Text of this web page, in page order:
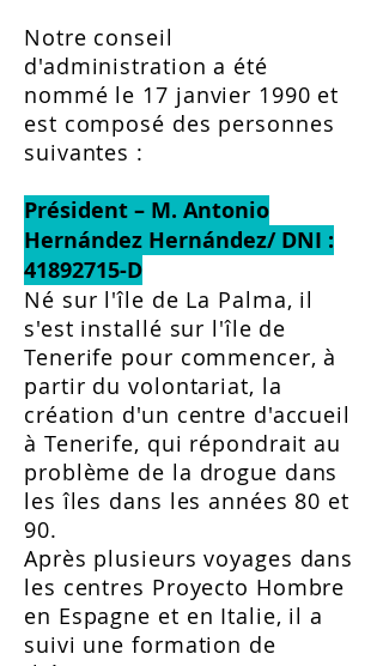
Notre conseil
d'administration a été
nommé le 17 janvier 1990 et
est composé des personnes
suivantes :
Président – M. Antonio
Hernández Hernández/ DNI :
41892715-D
Né sur l'île de La Palma, il
s'est installé sur l'île de
Tenerife pour commencer, à
partir du volontariat, la
création d'un centre d'accueil
à Tenerife, qui répondrait au
problème de la drogue dans
les îles dans les années 80 et
90.
Après plusieurs voyages dans
les centres Proyecto Hombre
en Espagne et en Italie, il a
suivi une formation de